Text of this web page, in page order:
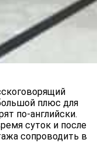
плюс для
по-английски.
суток и после
сопроводить в